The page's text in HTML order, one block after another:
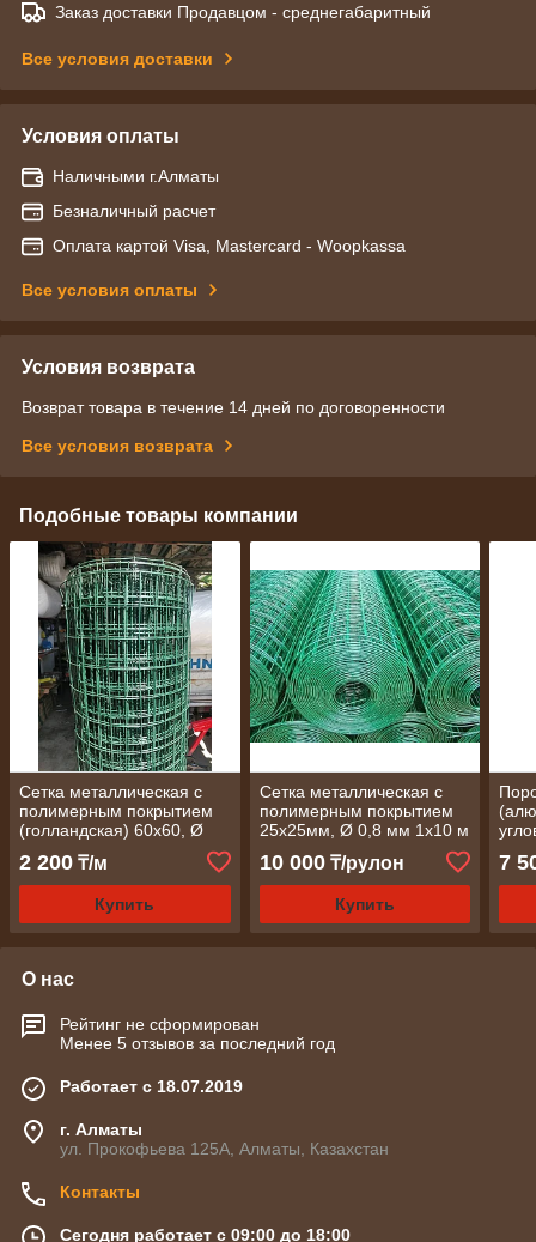
Заказ доставки Продавцом - среднегабаритный
Все условия доставки
Условия оплаты
Наличными г.Алматы
Безналичный расчет
Оплата картой Visa, Mastercard - Woopkassa
Все условия оплаты
Условия возврата
Возврат товара в течение 14 дней по договоренности
Все условия возврата
Подобные товары компании
Сетка металлическая с
полимерным покрытием
(голландская) 60х60, Ø
2,0 мм 1,8х20 м
(разукомплект)
2 200 ₸/м
Купить
Сетка металлическая с
полимерным покрытием
25х25мм, Ø 0,8 мм 1х10 м
10 000₸/рулон
Купить
7
О нас
Рейтинг не сформирован
Менее 5 отзывов за последний год
Работает с 18.07.2019
г. Алматы
ул. Прокофьева 125А, Алматы, Казахстан
Контакты
Сегодня работает с 09:00 до 18:00